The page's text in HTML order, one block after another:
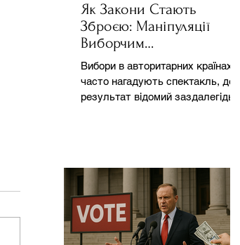
Як Закони Стають
Зброєю: Маніпуляції
Виборчим
Законодавством в
Автократіях
Вибори в авторитарних країнах
часто нагадують спектакль, де
результат відомий заздалегідь.